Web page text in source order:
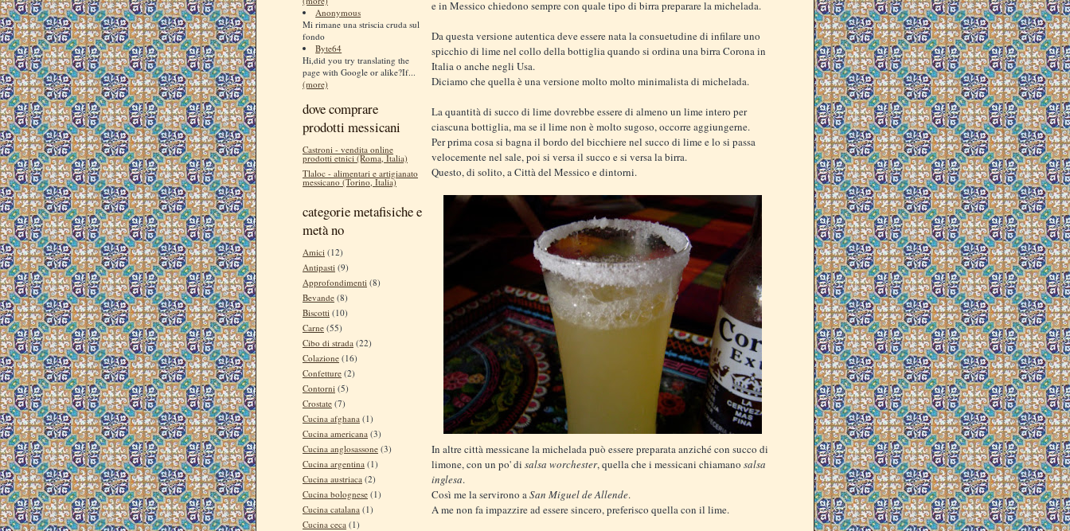
Anonymous
Mi rimane una striscia cruda sul
fondo
Byte64
Hi,did you try translating the
page with Google or alike?If...
(more)
dove comprare
prodotti messicani
Castroni - vendita online
prodotti etnici (Roma, Italia)
Tlaloc - alimentari e artigianato
messicano (Torino, Italia)
categorie metafisiche e
metà no
Amici (12)
Antipasti (9)
Approfondimenti (8)
Bevande (8)
Biscotti (10)
Carne (55)
Cibo di strada (22)
Colazione (16)
Confetture (2)
Contorni (5)
Crostate (7)
Cucina afghana (1)
Cucina americana (3)
Cucina anglosassone (3)
Cucina argentina (1)
Cucina austriaca (2)
Cucina bolognese (1)
Cucina catalana (1)
Cucina ceca (1)
e in Messico chiedono sempre con quale tipo di birra preparare la michelada.
Da questa versione autentica deve essere nata la consuetudine di infilare uno
spicchio di lime nel collo della bottiglia quando si ordina una birra Corona in
Italia o anche negli Usa.
Diciamo che quella è una versione molto molto minimalista di michelada.
La quantità di succo di lime dovrebbe essere di almeno un lime intero per
ciascuna bottiglia, ma se il lime non è molto sugoso, occorre aggiungerne.
Per prima cosa si bagna il bordo del bicchiere nel succo di lime e lo si passa
velocemente nel sale, poi si versa il succo e si versa la birra.
Questo, di solito, a Città del Messico e dintorni.
In altre città messicanela michelada può essere preparata anziché con succo di
limone, con un po' di salsa worchester, quella che i messicani chiamano salsa
inglesa.
Così me la servirono aSan Miguel de Allende.
A me non fa impazzire ad essere sincero, preferisco quella con il lime.